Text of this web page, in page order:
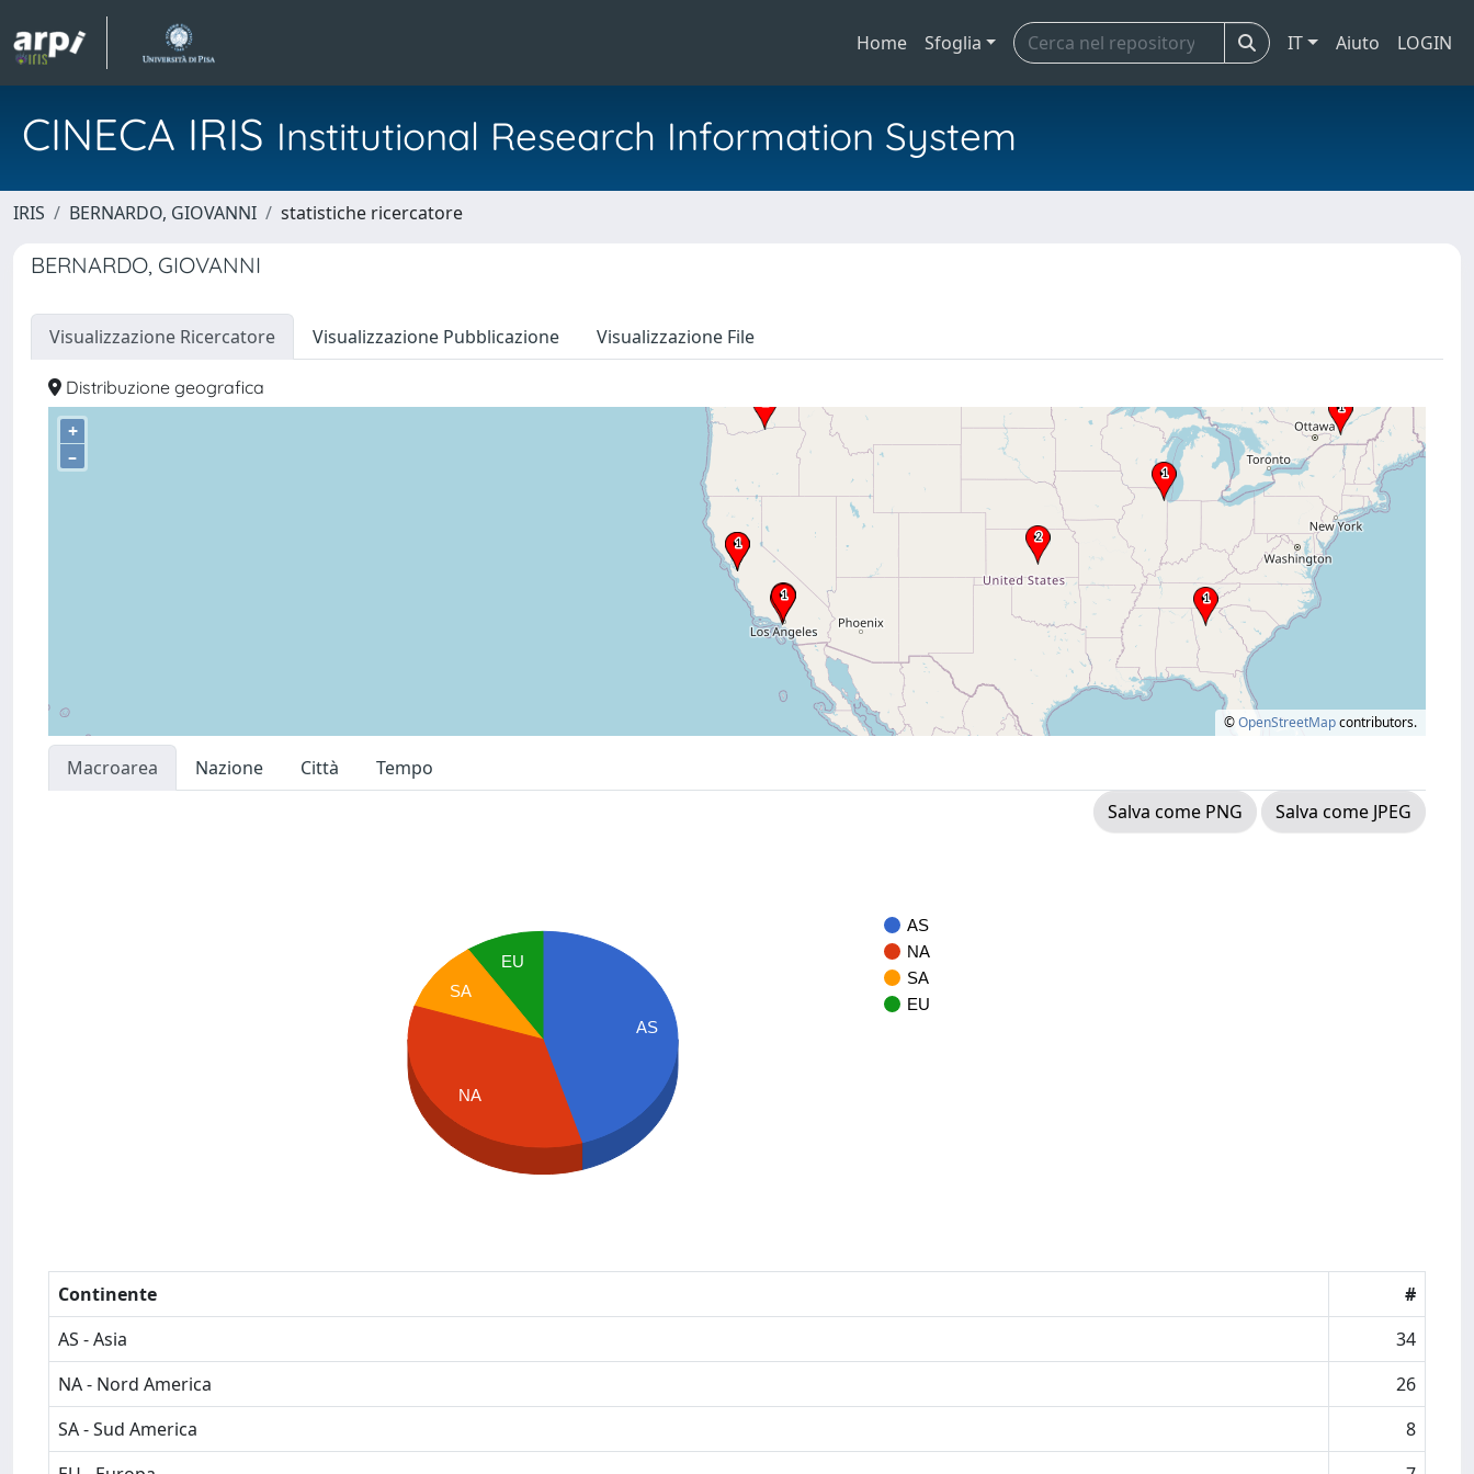
Home Sfoglia IT Aiuto LOGIN
CINECA IRIS Institutional Research Information System
IRIS BERNARDO, GIOVANNI statistiche ricercatore
BERNARDO, GIOVANNI
Visualizzazione Ricercatore Visualizzazione Pubblicazione Visualizzazione File
Distribuzione geografica
+
–
©OpenStreetMapcontributors.
Macroarea Nazione Città
Tempo
Salva come PNG
Salva come JPEG
AS
NA
SA
EU
AS
EU
SA
NA
Continente
#
AS - Asia
34
NA - Nord America
26
SA - Sud America
8